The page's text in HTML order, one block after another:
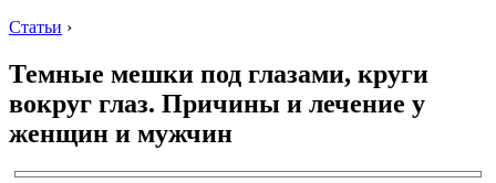
Статьи ›
Темные мешки под глазами, круги
вокруг глаз. Причины и лечение у
женщин и мужчин